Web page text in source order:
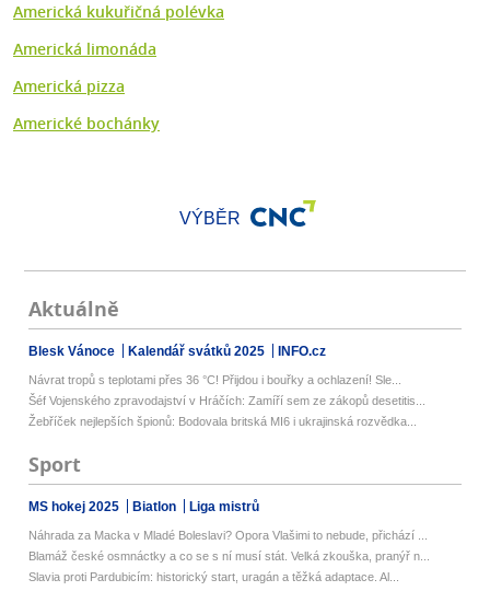
Americká kukuřičná polévka
Americká limonáda
Americká pizza
Americké bochánky
VÝBĚR
Aktuálně
Blesk Vánoce Kalendář svátků 2025 INFO.cz
Návrat tropů s teplotami přes 36 °C! Přijdou i bouřky a ochlazení! Sle...
Šéf Vojenského zpravodajství v Hráčích: Zamíří sem ze zákopů desetitis...
Žebříček nejlepších špionů: Bodovala britská MI6 i ukrajinská rozvědka...
Sport
MS hokej 2025 Biatlon Liga mistrů
Náhrada za Macka v Mladé Boleslavi? Opora Vlašimi to nebude, přichází ...
Blamáž české osmnáctky a co se s ní musí stát. Velká zkouška, pranýř n...
Slavia proti Pardubicím: historický start, uragán a těžká adaptace. Al...